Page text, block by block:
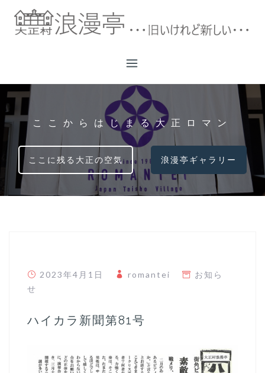
ス
キ
プ
ここからはじまる大正ロマン
ここに残る大正の空気 浪漫亭ギャラリー
2023年4月1日 romantei
お知ら
せ
ハイカラ新聞第81号